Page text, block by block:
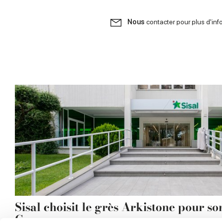
Nous contacter pour plus
Sisal choisit le grès Arkistone pour